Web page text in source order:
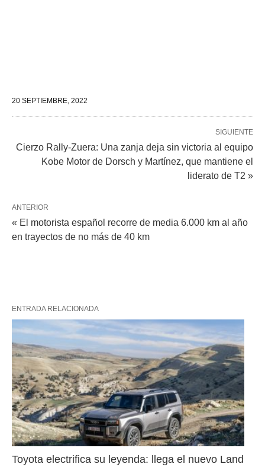
20 SEPTIEMBRE, 2022
SIGUIENTE
Cierzo Rally-Zuera: Una zanja deja sin victoria al equipo
Kobe Motor de Dorsch y Martínez, que mantiene el
liderato de T2 »
ANTERIOR
« El motorista español recorre de media 6.000 km al año
en trayectos de no más de 40 km
ENTRADA RELACIONADA
Toyota electrifica su leyenda: llega el nuevo Land